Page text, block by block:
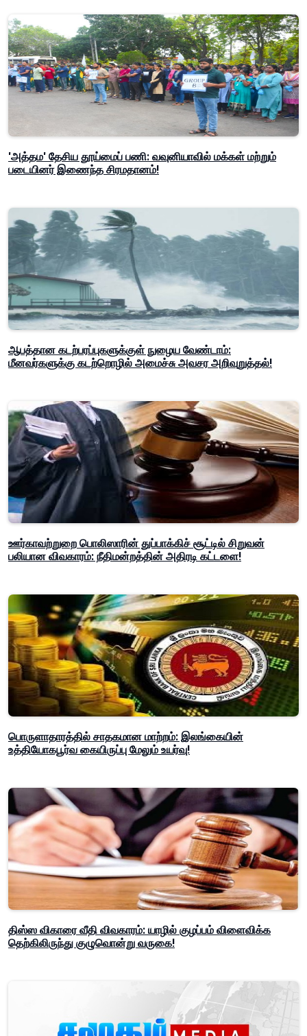
'அத்தம' தேசிய தூய்மைப் பணி: வவுனியாவில் மக்கள் மற்றும்
படையினர் இணைந்த சிரமதானம்!
ஆபத்தான கடற்பரப்புகளுக்குள் நுழைய வேண்டாம்:
மீனவர்களுக்கு கடற்றொழில் அமைச்சு அவசர அறிவுறுத்தல்!
ஊர்காவற்றுறை பொலிஸாரின் துப்பாக்கிச் சூட்டில் சிறுவன்
பலியான விவகாரம்: நீதிமன்றத்தின் அதிரடி கட்டளை!
பொருளாதாரத்தில் சாதகமான மாற்றம்: இலங்கையின்
உத்தியோகபூர்வ கையிருப்பு மேலும் உயர்வு!
திஸ்ஸ விகாரை வீதி விவகாரம்: யாழில் குழப்பம் விளைவிக்க
தெற்கிலிருந்து குழுவொன்று வருகை!